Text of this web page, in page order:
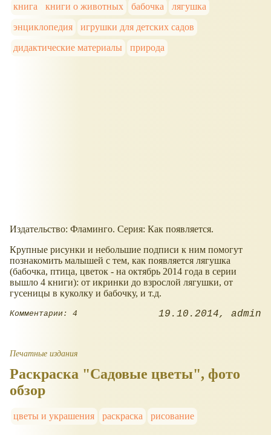
книга книги о животных бабочка
лягушка
энциклопедия
игрушки для детских садов
дидактические материалы
природа
Издательство: Фламинго. Серия: Как появляется.
Крупные рисунки и небольшие подписи к ним помогут
познакомить малышей с тем, как появляется лягушка
(бабочка, птица, цветок - на октябрь 2014 года в серии
вышло 4 книги): от икринки до взрослой лягушки, от
гусеницы в куколку и бабочку, и т.д.
Комментарии: 4 19.10.2014 admin
Печатные издания
Раскраска "Садовые цветы", фото
обзор
цветы и украшения раскраска рисование